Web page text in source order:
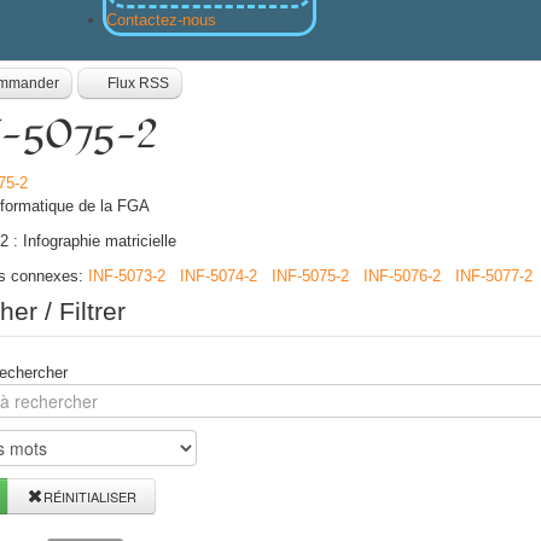
Contactez-nous
Flux RSS
5075-2
de la FGA
2 : Infographie matricielle
connexes: INF-5073-2 INF-5074-2 INF-5075-2 INF-5076-2 INF-5077-2
/ Filtrer
RÉINITIALISER